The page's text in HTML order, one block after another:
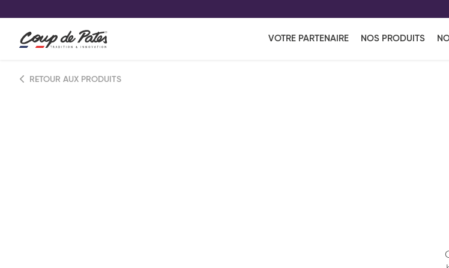
VOTRE PARTENAIRE NOS PRODUITS
Conservez votre sélection produit Coup de Coeur
RETOUR AUX PRODUITS